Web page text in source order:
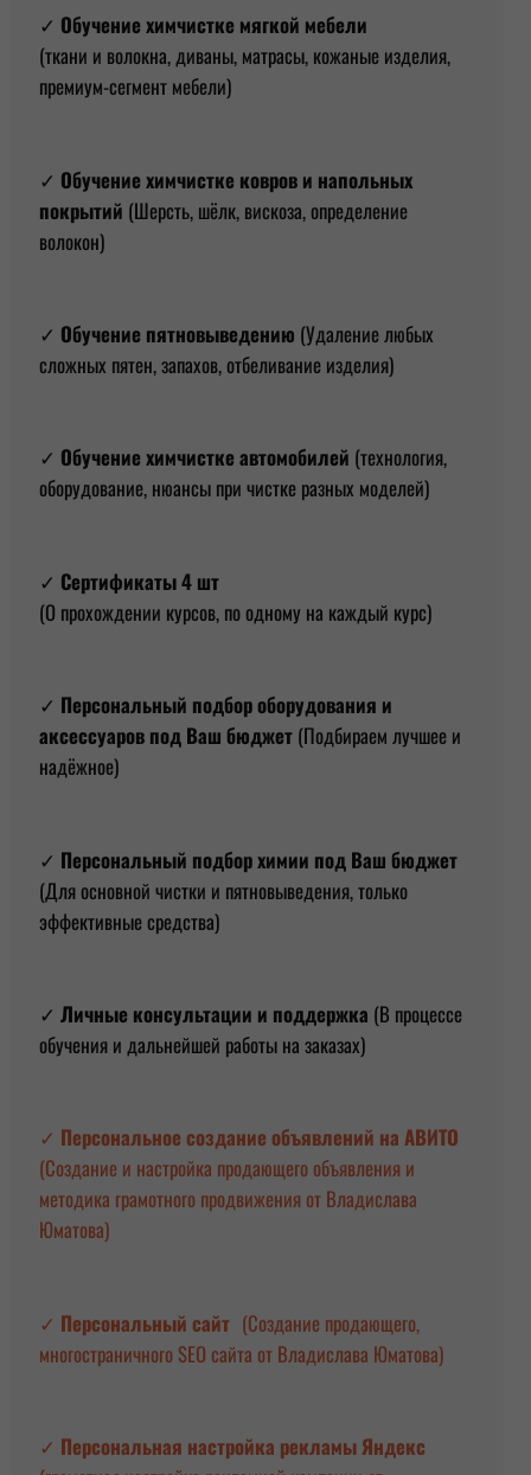
✓ Обучение химчистке мягкой мебели
(ткани и волокна, диваны, матрасы, кожаные изделия,
премиум-сегмент мебели)
✓ Обучение химчистке ковров и напольных
покрытий (Шерсть, шёлк, вискоза, определение
волокон)
✓ Обучение пятновыведению (Удаление любых
сложных пятен, запахов, отбеливание изделия)
✓ Обучение химчистке автомобилей (технология,
оборудование, нюансы при чистке разных моделей)
✓ Сертификаты 4 шт
(О прохождении курсов, по одному на каждый курс)
✓ Персональный подбор оборудования и
аксессуаров под Ваш бюджет(Подбираем лучшее и
надёжное)
✓ Персональный подбор химии под Ваш бюджет
(Для основной чистки и пятновыведения, только
эффективные средства)
✓ Личные консультации и поддержка (В процессе
обучения и дальнейшей работы на заказах)
✓ Персональное создание объявлений на АВИТО
(Создание и настройка продающего объявления и
методика грамотного продвижения от Владислава
Юматова)
✓ Персональный сайт(Создание продающего,
многостраничного SEO сайта от Владислава Юматова)
✓ Персональная настройка рекламы Яндекс